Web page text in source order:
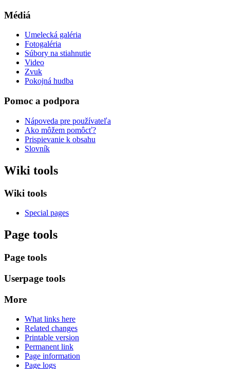
Médiá
Umelecká galéria
Fotogaléria
Súbory na stiahnutie
Video
Zvuk
Pokojná hudba
Pomoc a podpora
Nápoveda pre používateľa
Ako môžem pomôcť?
Prispievanie k obsahu
Slovník
Wiki tools
Wiki tools
Special pages
Page tools
Page tools
Userpage tools
More
What links here
Related changes
Printable version
Permanent link
Page information
Page logs